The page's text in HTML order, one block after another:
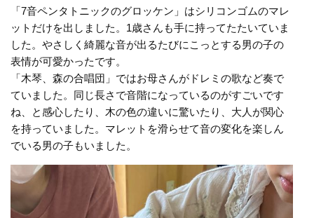
「7音ペンタトニックのグロッケン」はシリコンゴムのマレ
ットだけを出しました。1歳さんも手に持ってたたいていま
した。やさしく綺麗な音が出るたびにこっとする男の子の
表情が可愛かったです。
「木琴、森の合唱団」ではお母さんがドレミの歌など奏で
ていました。同じ長さで音階になっているのがすごいです
ね、と感心したり、木の色の違いに驚いたり、大人が関心
を持っていました。マレットを滑らせて音の変化を楽しん
でいる男の子もいました。